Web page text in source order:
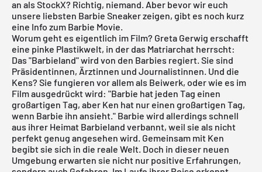
an als StockX? Richtig, niemand. Aber bevor wir euch
unsere liebsten Barbie Sneaker zeigen, gibt es noch kurz
eine Info zum Barbie Movie.
Worum geht es eigentlich im Film? Greta Gerwig erschafft
eine pinke Plastikwelt, in der das Matriarchat herrscht:
Das "Barbieland" wird von den Barbies regiert. Sie sind
Präsidentinnen, Ärztinnen und Journalistinnen. Und die
Kens? Sie fungieren vor allem als Beiwerk, oder wie es im
Film ausgedrückt wird: "Barbie hat jeden Tag einen
großartigen Tag, aber Ken hat nur einen großartigen Tag,
wenn Barbie ihn ansieht." Barbie wird allerdings schnell
aus ihrer Heimat Barbieland verbannt, weil sie als nicht
perfekt genug angesehen wird. Gemeinsam mit Ken
begibt sie sich in die reale Welt. Doch in dieser neuen
Umgebung erwarten sie nicht nur positive Erfahrungen,